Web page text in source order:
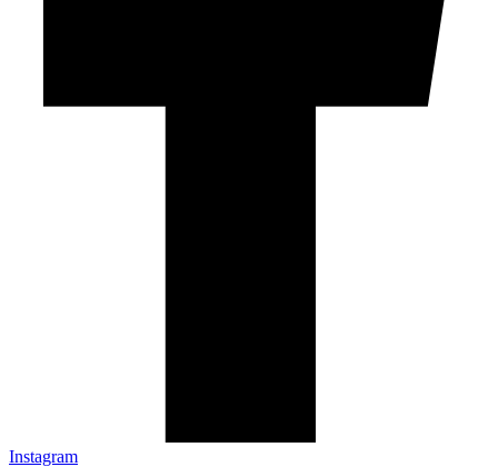
Instagram